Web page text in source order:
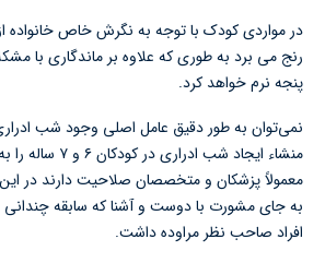
در مواردی کودک با توجه به نگرش خاص خانواده
رنج می برد به طوری که علاوه بر ماندگاری با
پنجه نرم خواهد کرد.
منشاء ایجاد شب
معمولاً پزشکان و متخصصان صلاحیت دارند در این
به جای مشورت با دوست و آشنا که سابقه چندانی
افراد صاحب نظر مراوده داشت.